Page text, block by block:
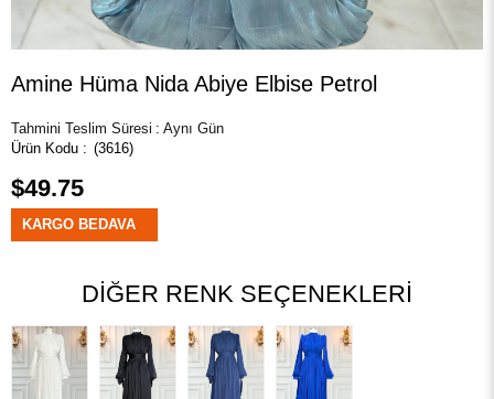
Amine Hüma Nida Abiye Elbise Petrol
Tahmini Teslim Süresi : Aynı Gün
(3616)
$49.75
KARGO BEDAVA
DIĞER RENK SEÇENEKLERI